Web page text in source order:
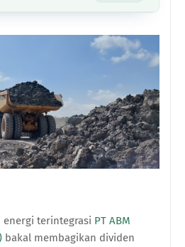
energi terintegrasi PT ABM
bakal membagikan dividen